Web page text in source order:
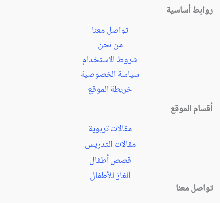
روابط أساسية
تواصل معنا
من نحن
شروط الاستخدام
سياسة الخصوصية
خريطة الموقع
أقسام الموقع
مقالات تربوية
مقالات التدريس
قصص أطفال
ألغاز للأطفال
تواصل معنا